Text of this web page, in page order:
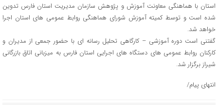
استان با هماهنگی معاونت آموزش و پژوهش سازمان مدیریت استان فارس تدوین
شده است و توسط کمیته آموزش شورای هماهنگی روابط عمومی های استان اجرا
خواهد شد.
گفتنی است دوره آموزشی – کارگاهی تحلیل رسانه ای با حضور جمعی از مدیران و
کارکنان روابط عمومی های دستگاه های اجرایی استان فارس به میزبانی اتاق بازرگانی
شیراز برگزار شد.
انتهای پیام/